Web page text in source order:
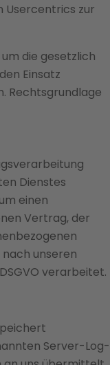
Usercentrics zur
die gesetzlich
Einsatz
Rechtsgrundlage
Dienstes
einen
Vertrag, der
unseren
verarbeitet.
Server-Log-